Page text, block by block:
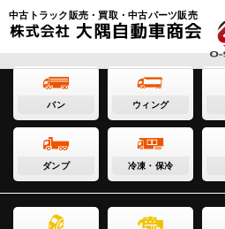
中古トラック販売・買取・中古パーツ販売
バン ウィング
ダンプ 冷凍・保冷